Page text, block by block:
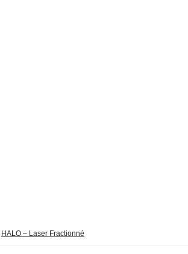
HALO – Laser Fractionné